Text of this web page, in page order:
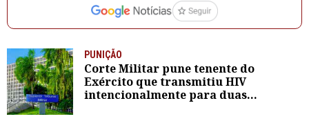
PUNIÇÃO
Corte Militar pune tenente do
Exército que transmitiu HIV
intencionalmente para duas